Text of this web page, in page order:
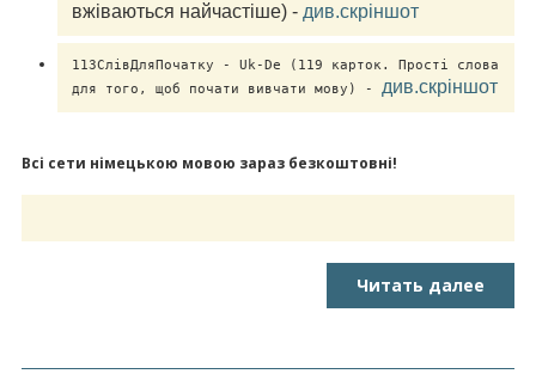
вжіваються найчастіше) - див.скріншот
113СлівДляПочатку - Uk-De (119 карток. Прості слова
для того, щоб почати вивчати мову) - див.скріншот
Всі сети німецькою мовою зараз безкоштовні!
Читать далее